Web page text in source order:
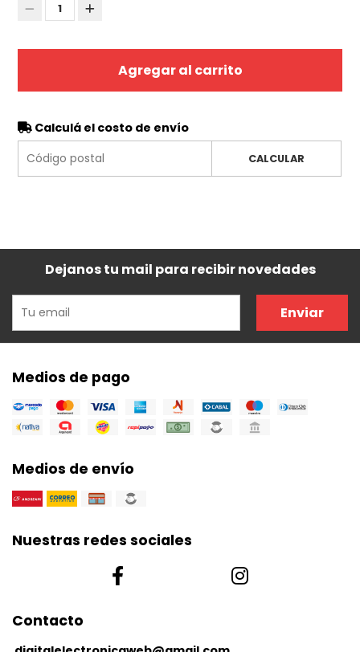
1
Agregar al carrito
Calculá el costo de envío
CALCULAR
Dejanos tu mail para recibir novedades
Enviar
Medios de pago
Medios de envío
Nuestras redes sociales
Contacto